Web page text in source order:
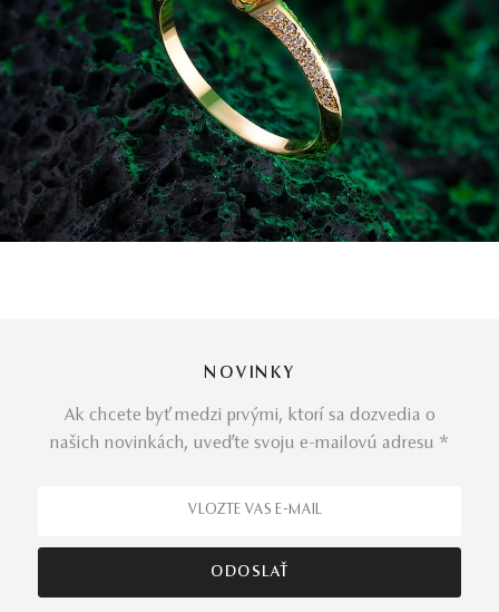
NOVINKY
Ak chcete byť medzi prvými, ktorí sa dozvedia o
našich novinkách, uveďte svoju e-mailovú adresu *